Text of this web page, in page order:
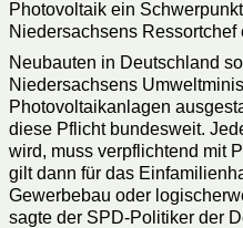
Photovoltaik ein
Niedersachsens Ressortchef
Neubauten in Deutschland
Niedersachsens
Photovoltaikanlagen
diese Pflicht bundesweit.
wird, muss verpflichtend mit
gilt dann für das
Gewerbebau oder
sagte der SPD-Politiker der